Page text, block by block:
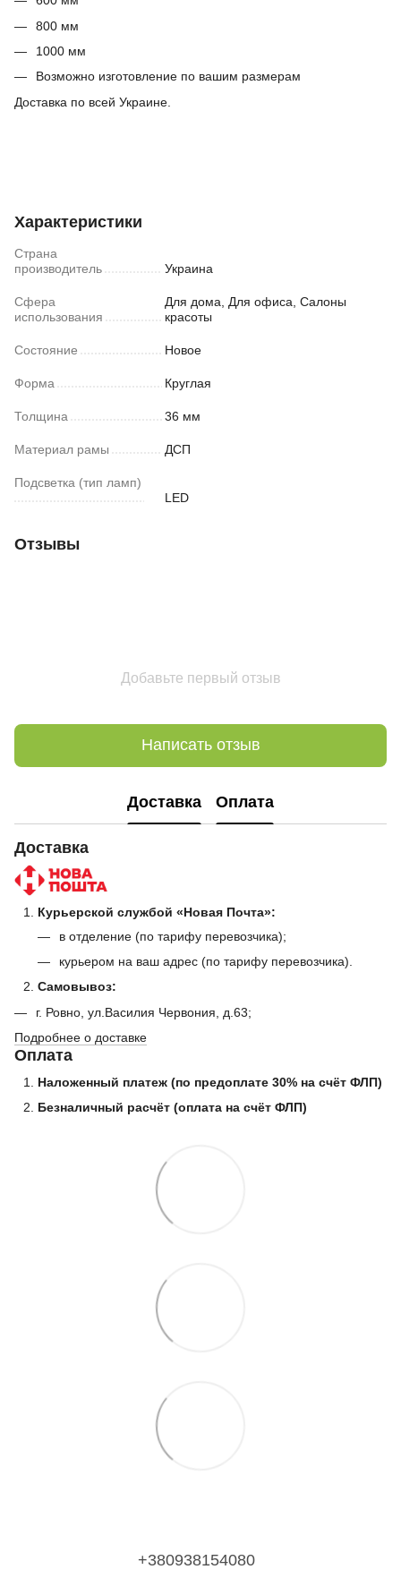
800 мм
1000 мм
Возможно изготовление по вашим размерам
Доставка по всей Украине.
Характеристики
Страна
производитель
Украина
Сфера
использования
Для дома, Для офиса, Салоны
красоты
Состояние Новое
Форма Круглая
Толщина 36 мм
Материал рамы ДСП
Подсветка (тип ламп)
LED
Отзывы
Добавьте первый отзыв
Написать отзыв
Доставка Оплата
Доставка
Курьерской службой «Новая Почта»:
в отделение (по тарифу перевозчика);
курьером на ваш адрес (по тарифу перевозчика).
Самовывоз:
г. Ровно, ул.Василия Червония, д.63;
Подробнее о доставке
Оплата
Наложенный платеж (по предоплате 30% на счёт ФЛП)
Безналичный расчёт (оплата на счёт ФЛП)
+380938154080